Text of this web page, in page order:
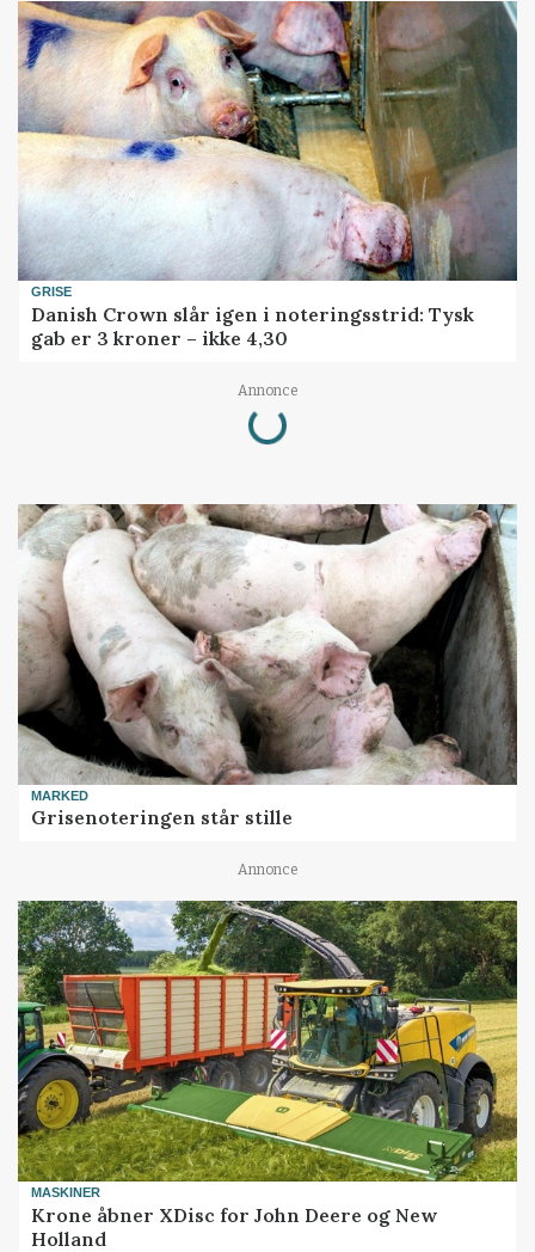
GRISE
Danish Crown slår igen i noteringsstrid: Tysk
gab er 3 kroner – ikke 4,30
Annonce
Loading...
MARKED
Grisenoteringen står stille
Annonce
MASKINER
Krone åbner XDisc for John Deere og New
Holland